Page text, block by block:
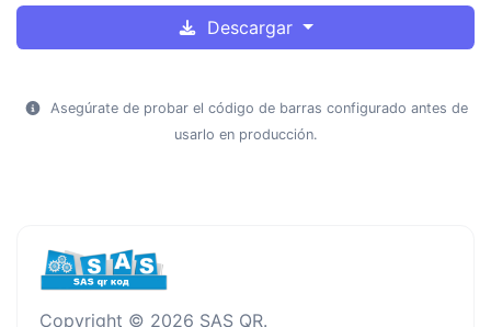
Descargar
Asegúrate de probar el código de barras configurado antes de
usarlo en producción.
Copyright © 2026 SAS QR.